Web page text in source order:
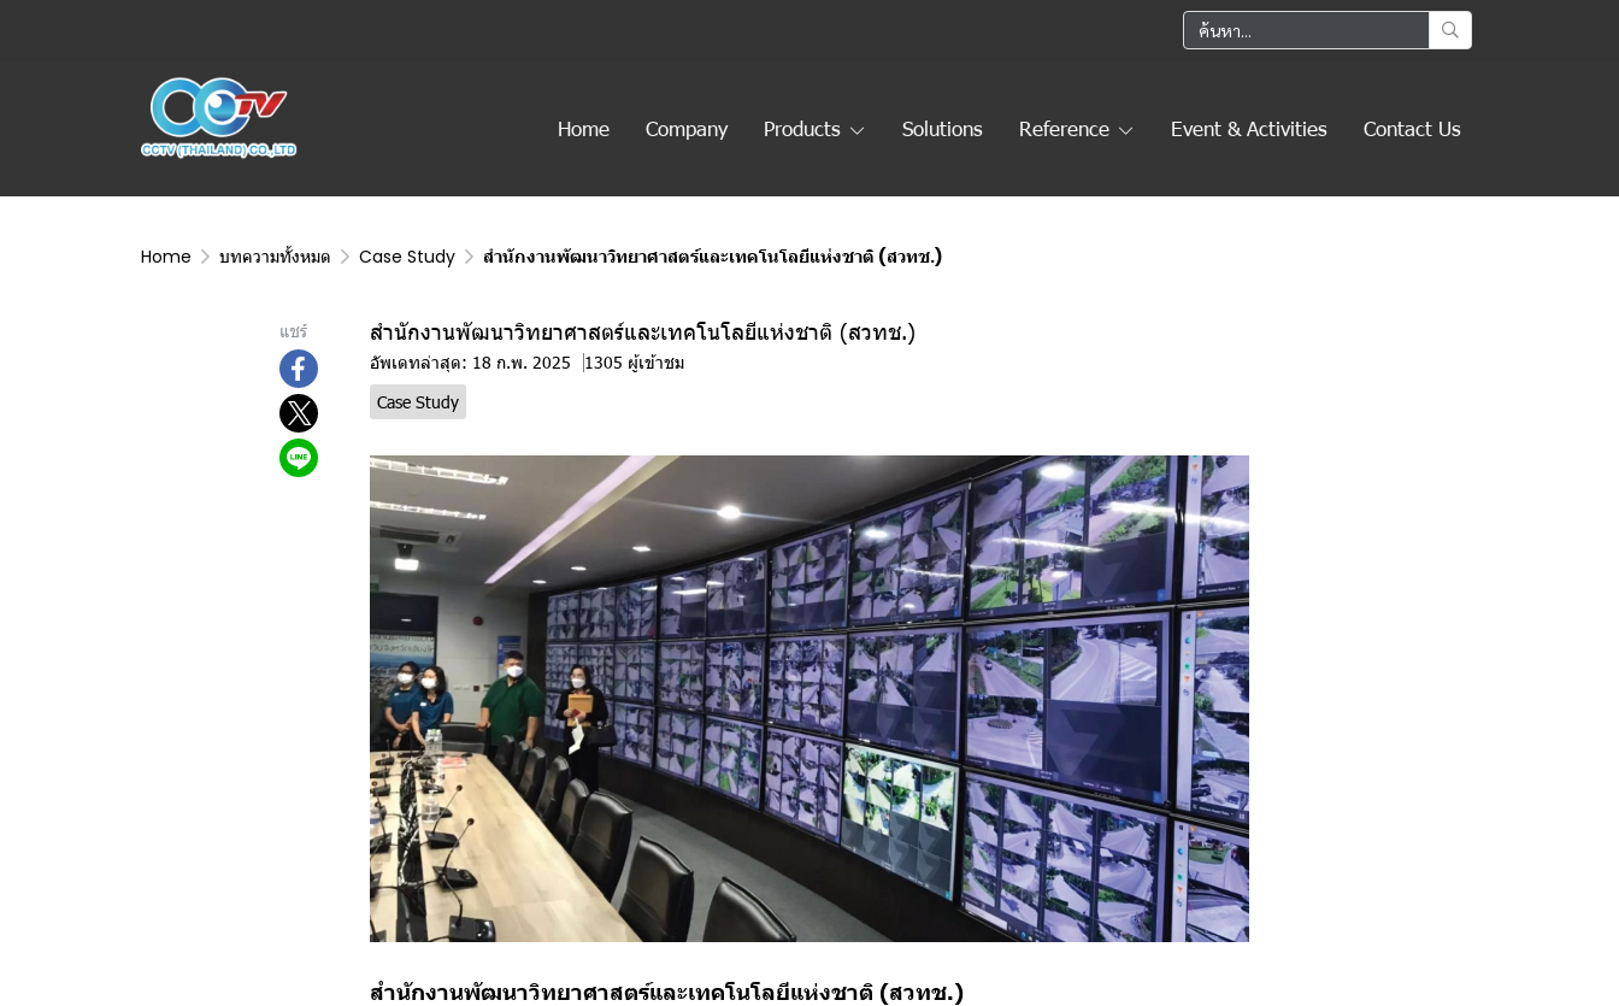
Home Company Products Solutions Reference Event & Activities Contact Us
Home บทความทั้งหมด Case Study สำนักงานพัฒนาวิทยาศาสตร์และเทคโนโลยีแห่งชาติ (สวทช.)
แชร์ สำนักงานพัฒนาวิทยาศาสตร์และเทคโนโลยีแห่งชาติ (สวทช.)
อัพเดทล่าสุด: 18 ก.พ. 2025
1305 ผู้เข้าชม
Case Study
สำนักงานพัฒนาวิทยาศาสตร์และเทคโนโลยีแห่งชาติ (สวทช.)